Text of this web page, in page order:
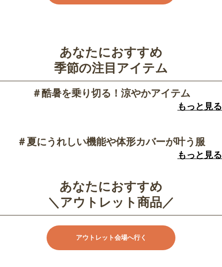
あなたにおすすめ
季節の注目アイテム
＃酷暑を乗り切る！涼やかアイテム
もっと見る
＃夏にうれしい機能や体形カバーが叶う服
もっと見る
あなたにおすすめ
＼アウトレット商品／
アウトレット会場へ行く